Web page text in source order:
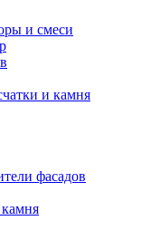
и смеси
и камня
фасадов